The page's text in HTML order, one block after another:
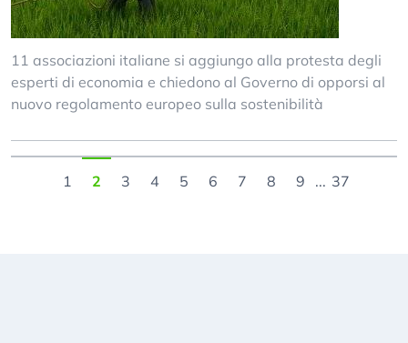
11 associazioni italiane si aggiungo alla protesta degli
esperti di economia e chiedono al Governo di opporsi al
nuovo regolamento europeo sulla sostenibilità
1 2 3 4 5 6 7 8 9 ... 37